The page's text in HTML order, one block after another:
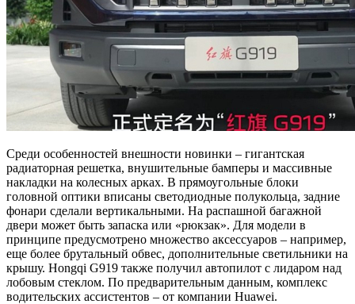
Среди особенностей внешности новинки – гигантская
радиаторная решетка, внушительные бамперы и массивные
накладки на колесных арках. В прямоугольные блоки
головной оптики вписаны светодиодные полукольца, задние
фонари сделали вертикальными. На распашной багажной
двери может быть запаска или «рюкзак». Для модели в
принципе предусмотрено множество аксессуаров – например,
еще более брутальный обвес, дополнительные светильники на
крышу. Hongqi G919 также получил автопилот с лидаром над
лобовым стеклом. По предварительным данным, комплекс
водительских ассистентов – от компании Huawei.